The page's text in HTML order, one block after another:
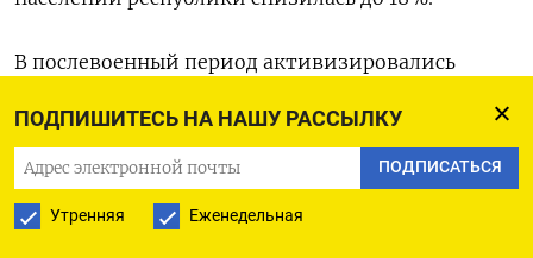
ПОДПИШИТЕСЬ НА НАШУ РАССЫЛКУ
ПОДПИСАТЬСЯ
Утренняя Еженедельная
В послевоенный период активизировались
Геннадия Куприянова, обвинявшегося в
мягкотелости, потере авторитета в
республиканской парторганизации, а также